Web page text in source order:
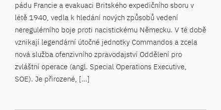
pádu Francie a evakuaci Britského expedičního sboru v
létě 1940, vedla k hledání nových způsobů vedení
neregulérního boje proti nacistickému Německu. V té době
vznikají legendární útočné jednotky Commandos a zcela
nová služba ofenzivního zpravodajství Oddělení pro
zvláštní operace (angl. Special Operations Executive,
SOE). Je přirozené, […]